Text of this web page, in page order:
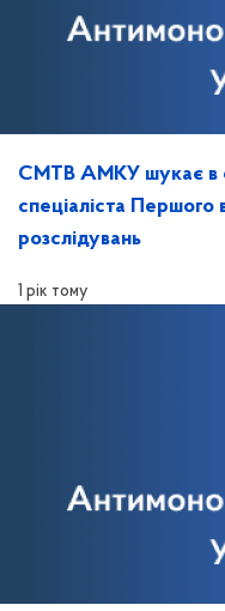
СМТВ АМКУ шукає в
спеціаліста Першого
розслідувань
1 рік тому